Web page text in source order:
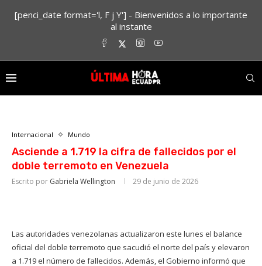
[penci_date format='l, F j Y'] - Bienvenidos a lo importante
al instante
Internacional Mundo
Asciende a 1.719 la cifra de fallecidos por el
doble terremoto en Venezuela
Escrito por Gabriela Wellington 29 de junio de 2026
Las autoridades venezolanas actualizaron este lunes el balance
oficial del doble terremoto que sacudió el norte del país y elevaron
a 1.719 el número de fallecidos. Además, el Gobierno informó que